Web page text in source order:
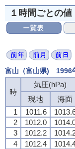
１時間ごとの値
富山（富山県) 1996
時
気圧(hPa)
現地
海面
1
1011.6
2
1012.0
3
1012.2
4
1012.4